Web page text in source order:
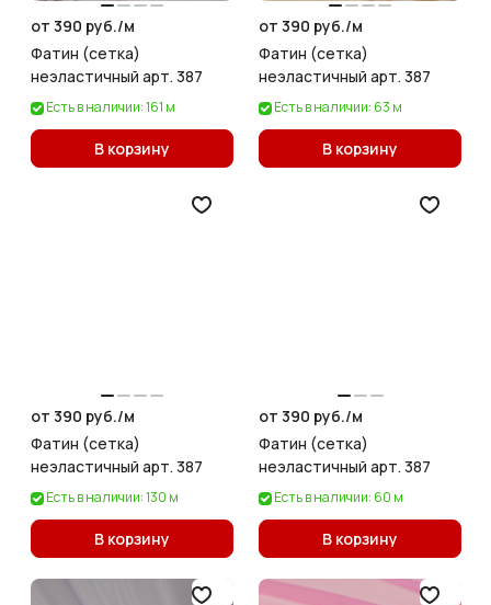
от 390 руб./м
Фатин (сетка)
неэластичный арт. 387
Есть в наличии: 161 м
В корзину
от 390 руб./м
Фатин (сетка)
неэластичный арт. 387
Есть в наличии: 63 м
В корзину
от 390 руб./м
Фатин (сетка)
неэластичный арт. 387
Есть в наличии: 130 м
В корзину
от 390 руб./м
Фатин (сетка)
неэластичный арт. 387
Есть в наличии: 60 м
В корзину